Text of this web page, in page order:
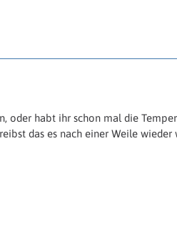
oder habt ihr schon mal die
das es nach einer Weile